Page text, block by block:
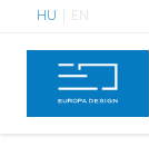
HU EN